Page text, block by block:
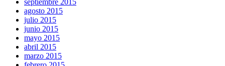
septiembre 2015
agosto 2015
julio 2015
junio 2015
mayo 2015
abril 2015
marzo 2015